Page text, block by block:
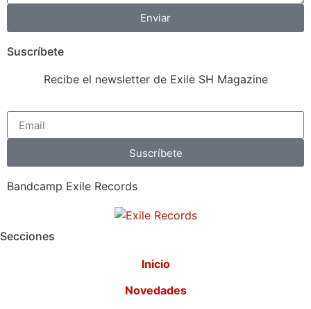
Enviar
Suscríbete
Recibe el newsletter de Exile SH Magazine
Suscríbete
Bandcamp Exile Records
Secciones
Inicio
Novedades